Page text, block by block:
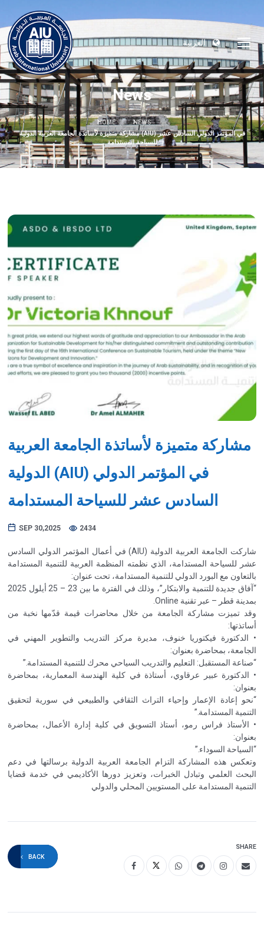
العربية
News
HOME
NEWS
مشاركة متميزة لأساتذة الجامعة العربية الدولية (AIU) في المؤتمر الدولي السادس عشر
للسياحة المستدامة
Previous
مشاركة متميزة لأساتذة الجامعة العربية
الدولية (AIU) في المؤتمر الدولي
السادس عشر للسياحة المستدامة
SEP 30,2025 2434
شاركت الجامعة العربية الدولية (AIU) في أعمال المؤتمر الدولي السادس
عشر للسياحة المستدامة، الذي نظمته المنظمة العربية للتنمية المستدامة
بالتعاون مع البورد الدولي للتنمية المستدامة، تحت عنوان:
“آفاق جديدة للتنمية والابتكار”، وذلك في الفترة ما بين 23 – 25 أيلول 2025
بمدينة قطر – عبر تقنية Online.
وقد تميزت مشاركة الجامعة من خلال محاضرات قيمة قدّمها نخبة من
أساتذتها:
• الدكتورة فيكتوريا خنوف، مديرة مركز التدريب والتطوير المهني في
الجامعة، بمحاضرة بعنوان:
“صناعة المستقبل: التعليم والتدريب السياحي محرك للتنمية المستدامة.”
• الدكتورة عبير عرقاوي، أستاذة في كلية الهندسة المعمارية، بمحاضرة
بعنوان:
“نحو إعادة الإعمار وإحياء التراث الثقافي والطبيعي في سورية لتحقيق
التنمية المستدامة.”
• الأستاذ فراس رمو، أستاذ التسويق في كلية إدارة الأعمال، بمحاضرة
بعنوان:
“السياحة السوداء.”
وتعكس هذه المشاركة التزام الجامعة العربية الدولية برسالتها في دعم
البحث العلمي وتبادل الخبرات، وتعزيز دورها الأكاديمي في خدمة قضايا
التنمية المستدامة على المستويين المحلي والدولي
BACK
SHARE